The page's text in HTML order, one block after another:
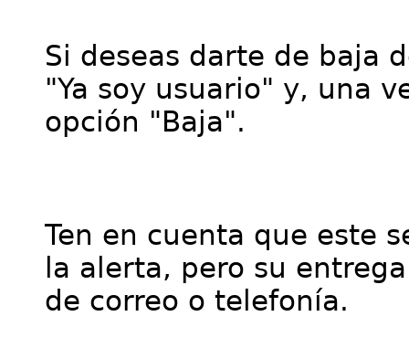
Si deseas darte de baja
"Ya soy usuario" y, una
opción "Baja".
Ten en cuenta que este
la alerta, pero su
de correo o telefonía.